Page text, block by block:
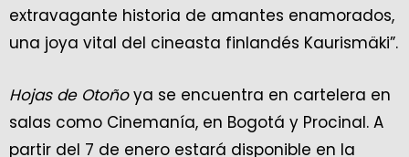
extravagante historia de amantes enamorados,
una joya vital del cineasta finlandés Kaurismäki”.
Hojas de Otoñoya se encuentra en cartelera en
salas como Cinemanía, en Bogotá y Procinal. A
partir del 7 de enero estará disponible en la